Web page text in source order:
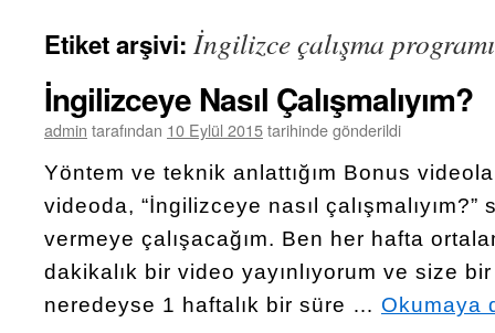
Etiket arşivi: İngilizce çalışma
İngilizceye Nasıl Çalışmalıyım?
admin tarafından 10 Eylül 2015tarihinde gönderildi
Yöntem ve teknik anlattığım Bonus
videoda, “İngilizceye nasıl çalışmalıyım?”
vermeye çalışacağım. Ben her hafta
dakikalık bir video yayınlıyorum ve size
neredeyse 1 haftalık bir süre … Okumaya